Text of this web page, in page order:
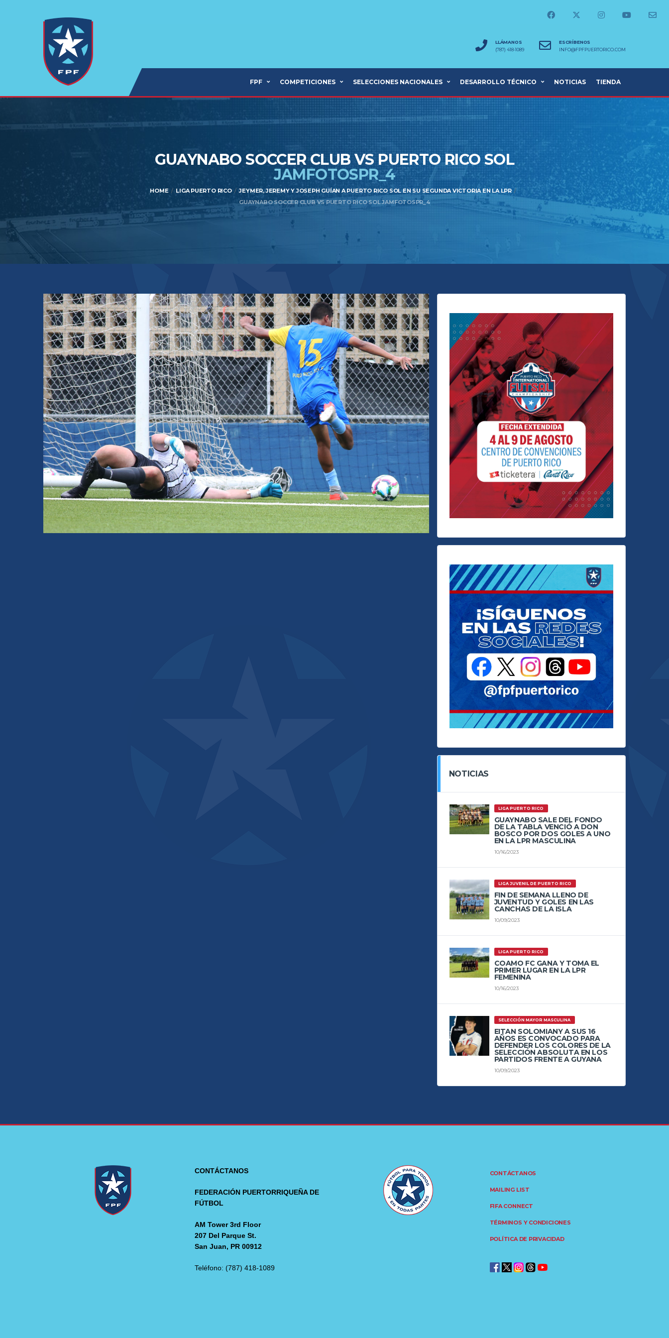
LLÁMANOS
(787) 418-1089
ESCRÍBENOS
INFO@FPFPUERTORICO.COM
FPF COMPETICIONES SELECCIONES NACIONALES DESARROLLO TÉCNICO NOTICIAS TIENDA
GUAYNABO SOCCER CLUB VS PUERTO RICO SOL
JAMFOTOSPR_4
HOME LIGA PUERTO RICO
JEYMER, JEREMY Y JOSEPH GUÍAN A PUERTO RICO SOL EN SU SEGUNDA VICTORIA EN LA LPR
GUAYNABO SOCCER CLUB VS PUERTO RICO SOL JAMFOTOSPR_4
NOTICIAS
LIGA PUERTO RICO
GUAYNABO SALE DEL FONDO
DE LA TABLA VENCIÓ A DON
BOSCO POR DOS GOLES A UNO
EN LA LPR MASCULINA
10/16/2023
LIGA JUVENIL DE PUERTO RICO
FIN DE SEMANA LLENO DE
JUVENTUD Y GOLES EN LAS
CANCHAS DE LA ISLA
10/09/2023
LIGA PUERTO RICO
COAMO FC GANA Y TOMA EL
PRIMER LUGAR EN LA LPR
FEMENINA
10/16/2023
SELECCIÓN MAYOR MASCULINA
EITAN SOLOMIANY A SUS 16
AÑOS ES CONVOCADO PARA
DEFENDER LOS COLORES DE LA
SELECCIÓN ABSOLUTA EN LOS
PARTIDOS FRENTE A GUYANA
10/09/2023
CONTÁCTANOS
FEDERACIÓN PUERTORRIQUEÑA DE
FÚTBOL
AM Tower 3rd Floor
207 Del Parque St.
San Juan, PR 00912
Teléfono: (787) 418-1089
CONTÁCTANOS
MAILING LIST
FIFA CONNECT
TÉRMINOS Y CONDICIONES
POLÍTICA DE PRIVACIDAD